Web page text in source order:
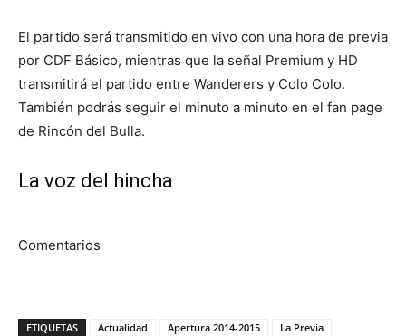
El partido será transmitido en vivo con una hora de previa
por CDF Básico, mientras que la señal Premium y HD
transmitirá el partido entre Wanderers y Colo Colo.
También podrás seguir el minuto a minuto en el fan page
de Rincón del Bulla.
La voz del hincha
Comentarios
ETIQUETAS Actualidad Apertura 2014-2015
La Previa